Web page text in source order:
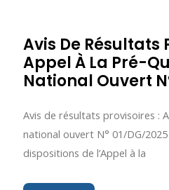
Avis De Résultats
Appel À La Pré-
National Ouvert
Avis de résultats provisoires :
national ouvert N° 01/DG/
dispositions de l’Appel à la